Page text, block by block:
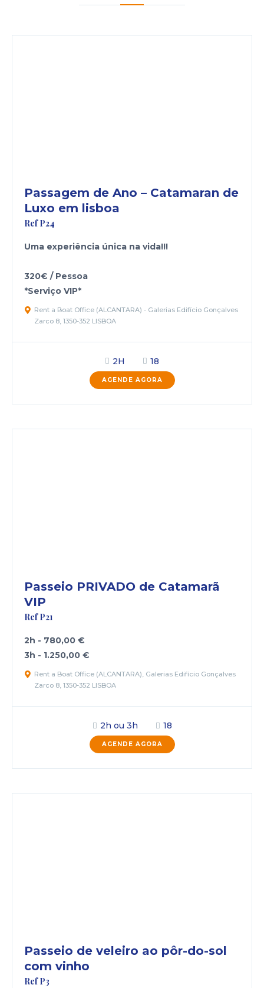
Passagem de Ano – Catamaran de
Luxo em lisboa
Ref P24
Uma experiência única na vida!!!
320€ / Pessoa
*Serviço VIP*
Rent a Boat Office (ALCANTARA) - Galerias Edifício Gonçalves
Zarco 8, 1350-352 LISBOA
2H 18
AGENDE AGORA
Passeio PRIVADO de Catamarã
VIP
Ref P21
2h - 780,00 €
3h - 1.250,00 €
Rent a Boat Office (ALCANTARA), Galerias Edifício Gonçalves
Zarco 8, 1350-352 LISBOA
2h ou 3h 18
AGENDE AGORA
Passeio de veleiro ao pôr-do-sol
com vinho
Ref P3